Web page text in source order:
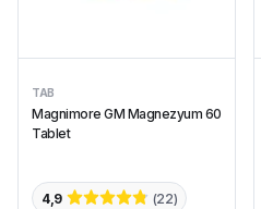
TAB
Magnimore GM Magnezyum 60
Tablet
4,9 (22)